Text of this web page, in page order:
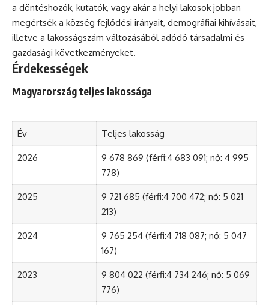
a döntéshozók, kutatók, vagy akár a helyi lakosok jobban
megértsék a község fejlődési irányait, demográfiai kihívásait,
illetve a lakosságszám változásából adódó társadalmi és
gazdasági következményeket.
Érdekességek
Magyarország teljes lakossága
Év Teljes lakosság
2026
9 678 869 (férfi:4 683 091; nő: 4 995
778)
2025
9 721 685 (férfi:4 700 472; nő: 5 021
213)
2024
9 765 254 (férfi:4 718 087; nő: 5 047
167)
2023
9 804 022 (férfi:4 734 246; nő: 5 069
776)